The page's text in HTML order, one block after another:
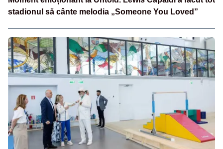
stadionul să cânte melodia „Someone You Loved”